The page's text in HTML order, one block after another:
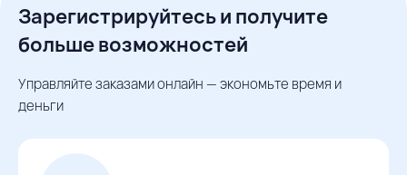
Зарегистрируйтесь и получите
больше возможностей
Управляйте заказами онлайн — экономьте время и
деньги